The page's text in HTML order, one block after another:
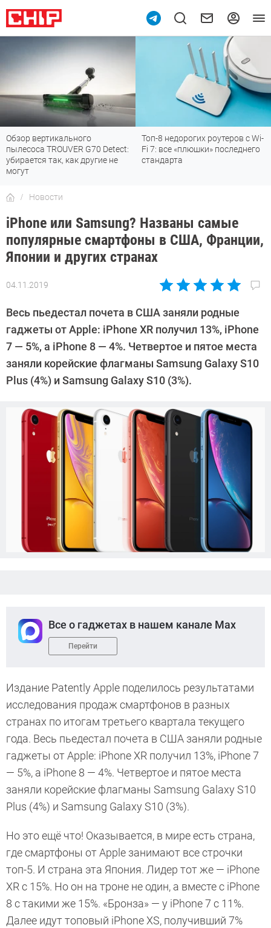
Обзор вертикального
пылесоса TROUVER G70 Detect:
убирается так, как другие не
могут
Топ-8 недорогих роутеров с Wi-
Fi 7: все «плюшки» последнего
стандарта
Новости
iPhone или Samsung? Названы самые
популярные смартфоны в США, Франции,
Японии и других странах
04.11.2019
Автор:
Кошик
Весь пьедестал почета в США заняли родные
гаджеты от Apple: iPhone XR получил 13%, iPhone
7 — 5%, а iPhone 8 — 4%. Четвертое и пятое места
заняли корейские флагманы Samsung Galaxy S10
Plus (4%) и Samsung Galaxy S10 (3%).
Все о гаджетах в нашем канале Max
Перейти
Издание Patently Apple поделилось результатами
исследования продаж смартфонов в разных
странах по итогам третьего квартала текущего
года. Весь пьедестал почета в США заняли родные
гаджеты от Apple: iPhone XR получил 13%, iPhone 7
— 5%, а iPhone 8 — 4%. Четвертое и пятое места
заняли корейские флагманы Samsung Galaxy S10
Plus (4%) и Samsung Galaxy S10 (3%).
Но это ещё что! Оказывается, в мире есть страна,
где смартфоны от Apple занимают все строчки
топ-5. И страна эта Япония. Лидер тот же — iPhone
XR с 15%. Но он на троне не один, а вместе с iPhone
8 с такими же 15%. «Бронза» — у iPhone 7 с 11%.
Далее идут топовый iPhone XS, получивший 7%